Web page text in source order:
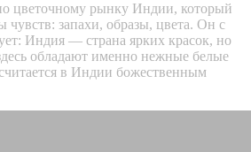
цветочному рынку Индии, который
чувств: запахи, образы, цвета. Он с
Индия — страна ярких красок, но
обладают именно нежные белые
в Индии божественным